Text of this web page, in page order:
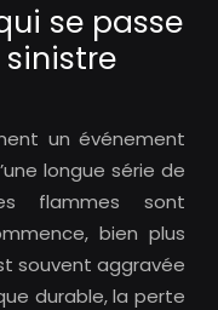
se passe
sinistre
un événement
longue série de
flammes sont
bien plus
souvent aggravée
durable, la perte